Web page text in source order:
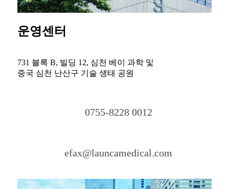
운영센터
731 블록 B, 빌딩 12, 심천 베이 과학 및
중국 심천 난산구 기술 생태 공원
0755-8228 0012
efax@launcamedical.com